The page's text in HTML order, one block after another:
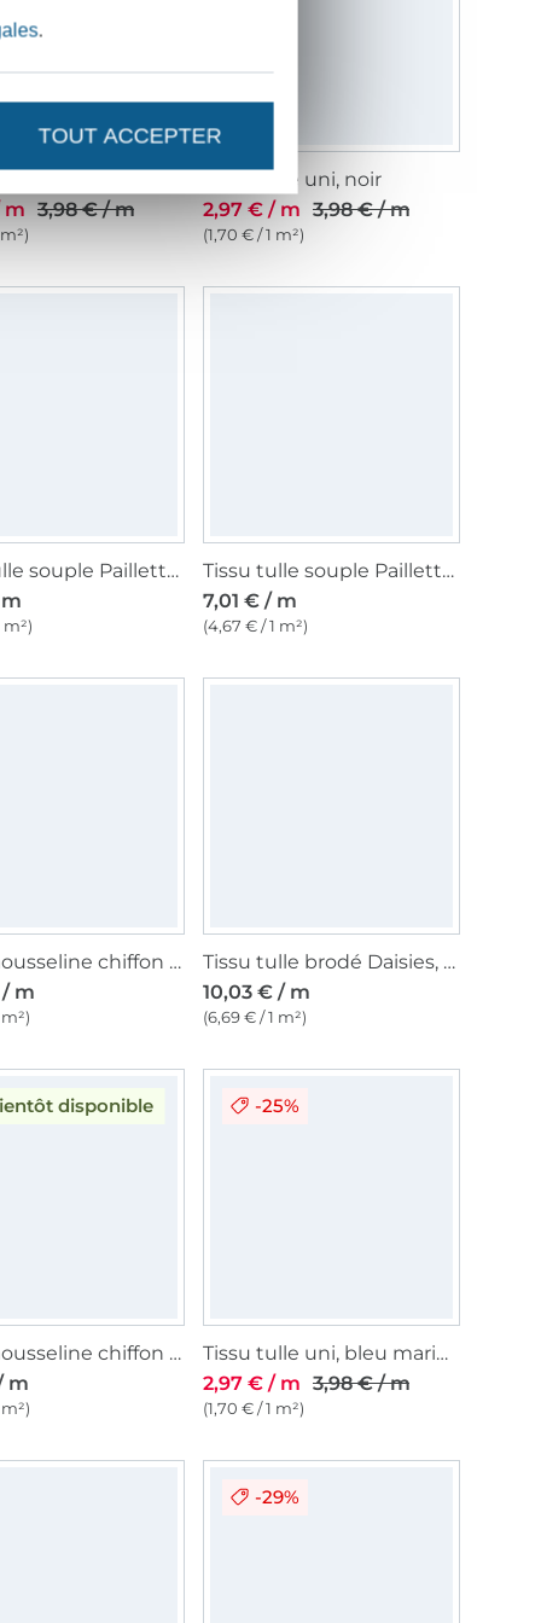
m 3,98 € / m
Tissu tulle uni, noir
2,97 € / m 3,98 € / m
(1,70 € / 1 m²)
Tissu tulle souple Paillettes brillantes, blanc
m²)
Tissu tulle souple Paillettes brillantes, bleu foncé
7,01 € / m
(4,67 € / 1 m²)
Tissu mousseline chiffon uni, rose clair
/ m
Tissu tulle brodé Daisies, rose fuchsia
10,03 € / m
(6,69 € / 1 m²)
disponible
Tissu mousseline chiffon uni, blanc
m
-25%
Tissu tulle uni, bleu marine
2,97 € / m 3,98 € / m
(1,70 € / 1 m²)
-29%
.
TOUT ACCEPTER